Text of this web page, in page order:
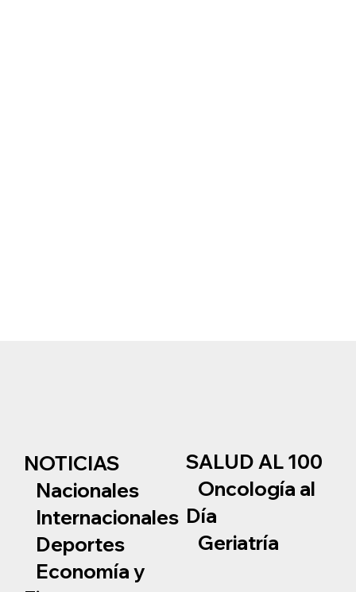
NOTICIAS
Nacionales
Internacionales
Deportes
Economía y
SALUD AL 100
Oncología al
Día
Geriatría